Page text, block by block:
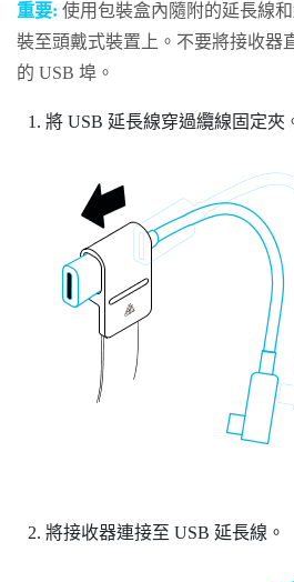
重要: 使用包裝盒內隨附的延長線
裝至頭戴式裝置上。不要將接收器
的 USB 埠。
將 USB 延長線穿過纜線固定夾
將接收器連接至 USB 延長線。